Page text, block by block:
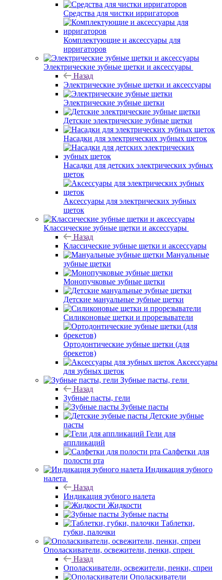
Средства для чистки ирригаторов
Комплектующие и аксессуары для
ирригаторов
Электрические зубные щетки и аксессуары
Назад
Электрические зубные щетки и аксессуары
Электрические зубные щетки
Детские электрические зубные щетки
Насадки для электрических зубных щеток
Насадки для детских электрических зубных
щеток
Аксессуары для электрических зубных
щеток
Классические зубные щетки и аксессуары
Назад
Классические зубные щетки и аксессуары
Мануальные
зубные щетки
Монопучковые зубные щетки
Детские мануальные зубные щетки
Силиконовые щетки и прорезыватели
Ортодонтические зубные щетки (для
брекетов)
Аксессуары
для зубных щеток
Зубные пасты, гели
Назад
Зубные пасты, гели
Зубные пасты
Детские зубные
пасты
Гели для
аппликаций
Салфетки для
полости рта
Индикация зубного
налета
Назад
Индикация зубного налета
Жидкости
Зубные пасты
Таблетки,
губки, палочки
Ополаскиватели, освежители, пенки, спреи
Назад
Ополаскиватели, освежители, пенки, спреи
Ополаскиватели